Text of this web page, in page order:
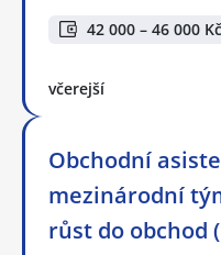
42 000 – 46 000 Kč
včerejší
Obchodní
mezinárodní
růst do obchod